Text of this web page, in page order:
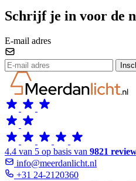
Schrijf je in voor de
E-mail adres
4.4 van 5 op basis van 9821
info@meerdanlicht.nl
+31 24-2120360